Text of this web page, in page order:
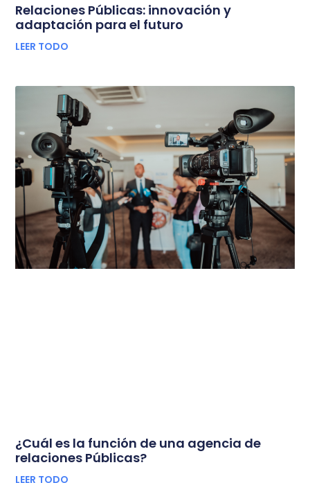
Relaciones Públicas: innovación y
adaptación para el futuro
LEER TODO
¿Cuál es la función de una agencia de
relaciones Públicas?
LEER TODO